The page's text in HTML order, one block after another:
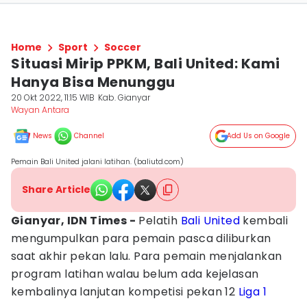
Home Sport Soccer
Situasi Mirip PPKM, Bali United: Kami
Hanya Bisa Menunggu
20 Okt 2022, 11:15 WIB Kab. Gianyar
Wayan Antara
News Channel Add Us on Google
Pemain Bali United jalani latihan. (baliutd.com)
Share Article
Gianyar, IDN Times - Pelatih Bali United kembali
mengumpulkan para pemain pasca diliburkan
saat akhir pekan lalu. Para pemain menjalankan
program latihan walau belum ada kejelasan
kembalinya lanjutan kompetisi pekan 12 Liga 1